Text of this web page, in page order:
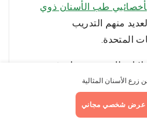
أخصائيي طب الأسنان ذوي
منهم التدريب
المتحدة.
المتحدة، مما يوفر
القيادة أو ركوب
للعيادات الموجودة في
زرع الأسنان المثالية
عرض شخصي مجاني